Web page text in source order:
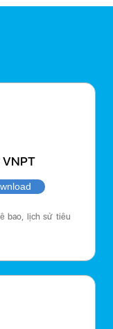
VNPT
bao, lịch sử tiêu